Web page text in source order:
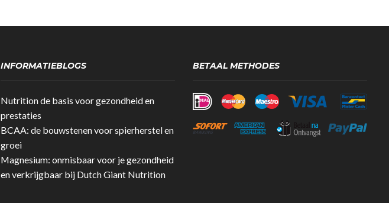
INFORMATIEBLOGS
Nutrition de basis voor gezondheid en
prestaties
BCAA: de bouwstenen voor spierherstel en
groei
Magnesium: onmisbaar voor je gezondheid
en verkrijgbaar bij Dutch Giant Nutrition
BETAAL METHODES